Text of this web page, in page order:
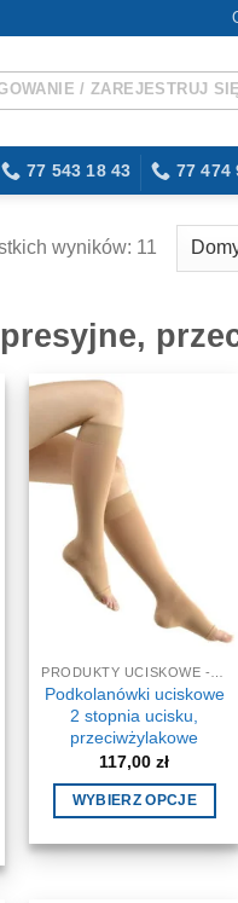
/ ZAREJESTRUJ SIĘ
77 543 18 43 77 474
wyników: 11
Podkolanówki uciskowe
2 stopnia ucisku,
przeciwżylakowe
117,00zł
WYBIERZ OPCJE
produkt